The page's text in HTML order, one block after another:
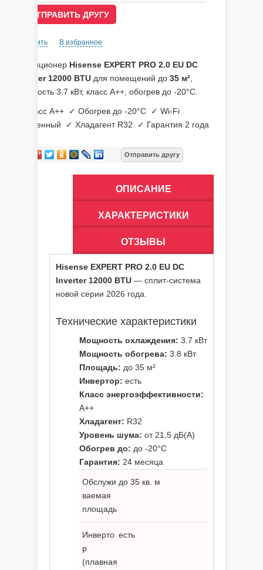
Сравнить В избранное
Кондиционер Hisense EXPERT PRO 2.0 EU DC
Inverter 12000 BTU для помещений до 35 м²
мощность 3.7 кВт, класс A++, обогрев до -20°C.
✓ Класс A++ ✓ Обогрев до -20°C ✓ Wi-Fi
встроенный ✓ Хладагент R32 ✓ Гарантия 2 года
ОПИСАНИЕ
ХАРАКТЕРИСТИКИ
ОТЗЫВЫ
Hisense EXPERT PRO 2.0 EU DC
Inverter 12000 BTU — сплит-система
новой серии 2026 года.
Технические характеристики
Мощность охлаждения: 3.7 кВт
Мощность обогрева: 3.8 кВт
Площадь: до 35 м²
Инвертор: есть
Класс энергоэффективности:
A++
Хладагент: R32
Уровень шума: от 21,5 дБ(А)
Обогрев до: до -20°C
Гарантия: 24 месяца
Обслужи
ваемая
площадь
до 35 кв. м
Инверто
р
(плавная
есть